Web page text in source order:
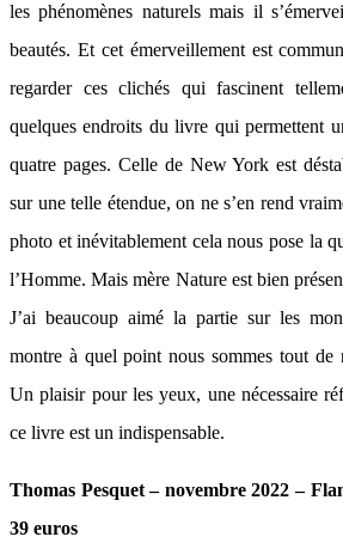
les phénomènes naturels mais il
beautés. Et cet émerveillement est
regarder ces clichés qui fascinent
quelques endroits du livre qui permettent
quatre pages. Celle de New York est
sur une telle étendue, on ne s’en rend
photo et inévitablement cela nous pose la
l’Homme. Mais mère Nature est bien
J’ai beaucoup aimé la partie sur les
montre à quel point nous sommes tout de
Un plaisir pour les yeux, une nécessaire
ce livre est un indispensable.
Thomas Pesquet – novembre 2022 –
39 euros